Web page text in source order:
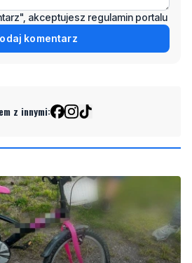
akceptujesz regulamin portalu
komentarz
z innymi: